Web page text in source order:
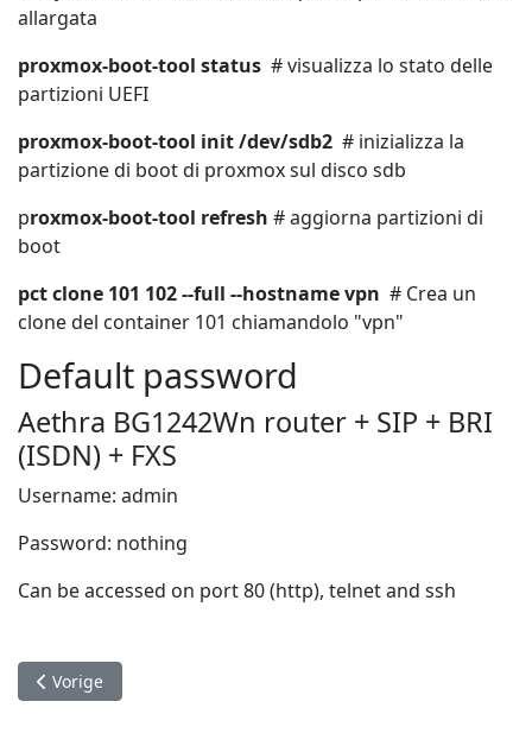
allargata
proxmox-boot-tool status # visualizza lo stato delle
partizioni UEFI
proxmox-boot-tool init /dev/sdb2 # inizializza la
partizione di boot di proxmox sul disco sdb
proxmox-boot-tool refresh # aggiorna partizioni di
boot
pct clone 101 102 --full --hostname vpn # Crea un
clone del container 101 chiamandolo "vpn"
Default password
Aethra BG1242Wn router + SIP + BRI
(ISDN) + FXS
Username: admin
Password: nothing
Can be accessed on port 80 (http), telnet and ssh
Vorig artikel: Some hints about Asterisk pbx
Vorige